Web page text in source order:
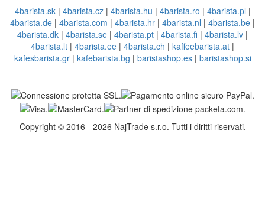
4barista.sk| 4barista.cz| 4barista.hu | 4barista.ro | 4barista.pl |
4barista.de | 4barista.com | 4barista.hr | 4barista.nl | 4barista.be |
4barista.dk | 4barista.se | 4barista.pt | 4barista.fi | 4barista.lv |
4barista.lt | 4barista.ee | 4barista.ch | kaffeebarista.at |
kafesbarista.gr| kafebarista.bg | baristashop.es| baristashop.si
Copyright © 2016 - 2026 NajTrade s.r.o. Tutti i diritti riservati.